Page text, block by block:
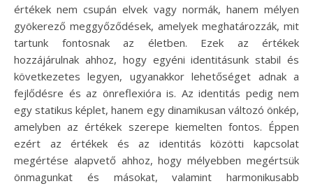
értékek nem csupán elvek vagy normák, hanem mélyen
gyökerező meggyőződések, amelyek meghatározzák, mit
tartunk fontosnak az életben. Ezek az értékek
hozzájárulnak ahhoz, hogy egyéni identitásunk stabil és
következetes legyen, ugyanakkor lehetőséget adnak a
fejlődésre és az önreflexióra is. Az identitás pedig nem
egy statikus képlet, hanem egy dinamikusan változó önkép,
amelyben az értékek szerepe kiemelten fontos. Éppen
ezért az értékek és az identitás közötti kapcsolat
megértése alapvető ahhoz, hogy mélyebben megértsük
önmagunkat és másokat, valamint harmonikusabb